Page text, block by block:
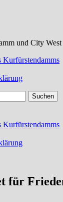
und City West
Kurfürstendamms
Kurfürstendamms
für